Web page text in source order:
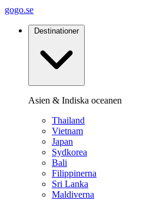
gogo.se
Destinationer
Asien & Indiska oceanen
Thailand
Vietnam
Japan
Sydkorea
Bali
Filippinerna
Sri Lanka
Maldiverna